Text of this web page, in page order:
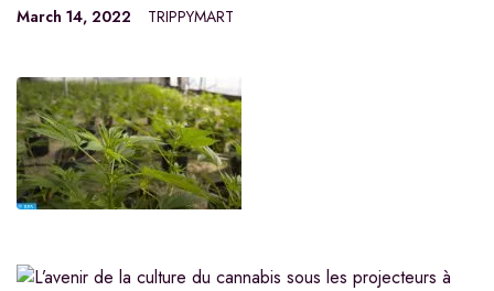
March 14, 2022 TRIPPYMART